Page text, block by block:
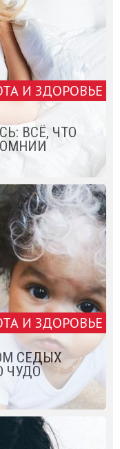
И ЗДОРОВЬЕ
ВСЁ, ЧТО
И ЗДОРОВЬЕ
СЕДЫХ
ЧУДО